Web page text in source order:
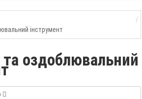
інструмент
оздоблювальний